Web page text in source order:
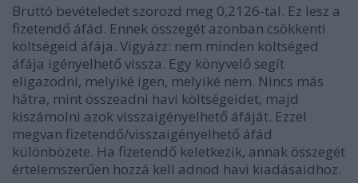
Bruttó bevételedet szorozd meg 0,2126-tal. Ez lesz a
fizetendő áfád. Ennek összegét azonban csökkenti
költségeid áfája. Vigyázz: nem minden költséged
áfája igényelhető vissza. Egy könyvelő segít
eligazodni, melyiké igen, melyiké nem. Nincs más
hátra, mint összeadni havi költségeidet, majd
kiszámolni azok visszaigényelhető áfáját. Ezzel
megvan fizetendő/visszaigényelhető áfád
különbözete. Ha fizetendő keletkezik, annak összegét
értelemszerűen hozzá kell adnod havi kiadásaidhoz.